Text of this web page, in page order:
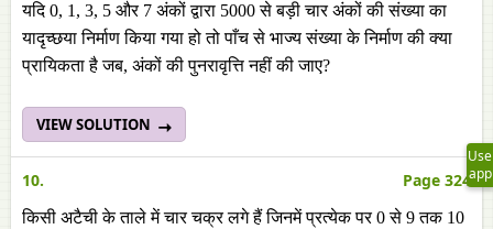
यदि 0, 1, 3, 5 और 7 अंकों द्वारा 5000 से बड़ी चार अंकों की संख्या का
यादृच्छया निर्माण किया गया हो तो पाँच से भाज्य संख्या के निर्माण की क्या
प्रायिकता है जब, अंकों की पुनरावृत्ति नहीं की जाए?
VIEW SOLUTION
10. Page 324
किसी अटैची के ताले में चार चक्र लगे हैं जिनमें प्रत्येक पर 0 से 9 तक 10
Use
app